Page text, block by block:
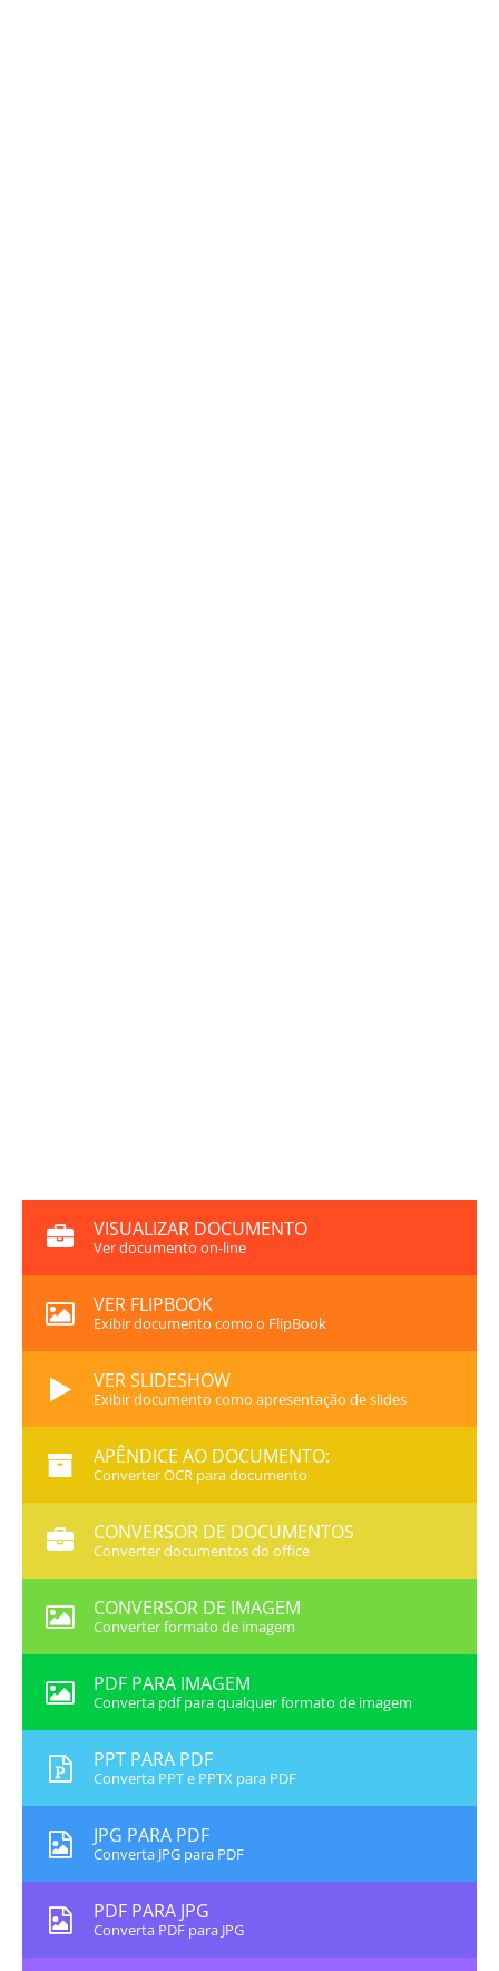
VISUALIZAR DOCUMENTO
Ver documento on-line
VER FLIPBOOK
Exibir documento como o FlipBook
VER SLIDESHOW
Exibir documento como apresentação de slides
APÊNDICE AO DOCUMENTO:
Converter OCR para documento
CONVERSOR DE DOCUMENTOS
Converter documentos do office
CONVERSOR DE IMAGEM
Converter formato de imagem
PDF PARA IMAGEM
Converta pdf para qualquer formato de imagem
PPT PARA PDF
Converta PPT e PPTX para PDF
JPG PARA PDF
Converta JPG para PDF
PDF PARA JPG
Converta PDF para JPG